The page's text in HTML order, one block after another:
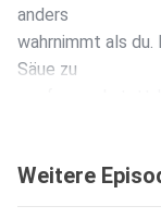
anders
wahrnimmt als du.
Säue zu
werfen, und
Weitere